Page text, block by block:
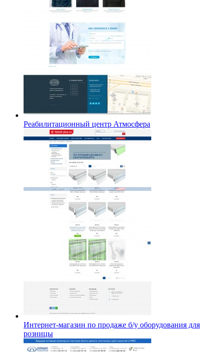
Реабилитационный центр Атмосфера
Интернет-магазин по продаже б/у оборудования для
розницы